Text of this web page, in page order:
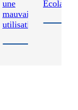
une
mauvaise
utilisation,
Ecolabel